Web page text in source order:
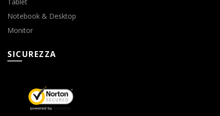
Notebook & Desktop
Monitor
SICUREZZA